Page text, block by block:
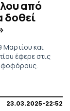
από
δοθεί
Μαρτίου και
έφερε στις
23.03.2025-22:52